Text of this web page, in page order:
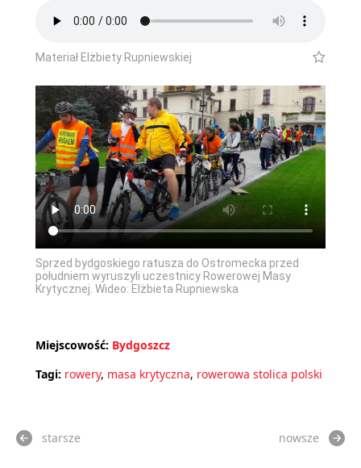
Materiał Elżbiety Rupniewskiej
Sprzed bydgoskiego ratusza do Ostromecka przed
południem wyruszyli uczestnicy Rowerowej Masy
Krytycznej. Wideo: Elżbieta Rupniewska
Miejscowość: Bydgoszcz
Tagi: rowery, masa krytyczna, rowerowa stolica polski
starsze nowsze